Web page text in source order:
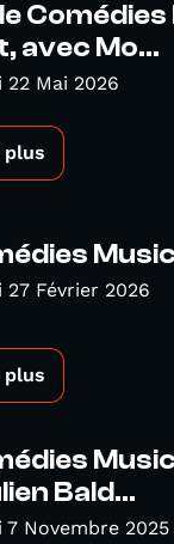
avec Mo...
22 Mai 2026
plus
27 Février 2026
plus
Bald...
7 Novembre 2025